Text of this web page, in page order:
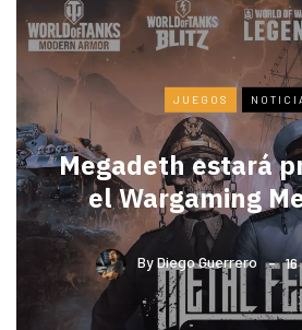
JUEGOS
Megadeth estará
el Wargaming
ByDiego Guerrero